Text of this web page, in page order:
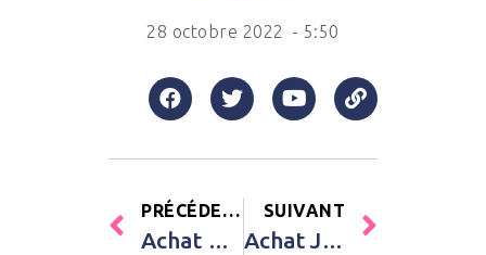
28 octobre 2022 - 5:50
PRÉCÉDENT
Achat Attache sucette Joya renard gris Suavinex Gris Bébé
SUIVANT
Achat Jeu des petits chevaux Le Jardin du Moulin Moulin Roty Bleu Enfant